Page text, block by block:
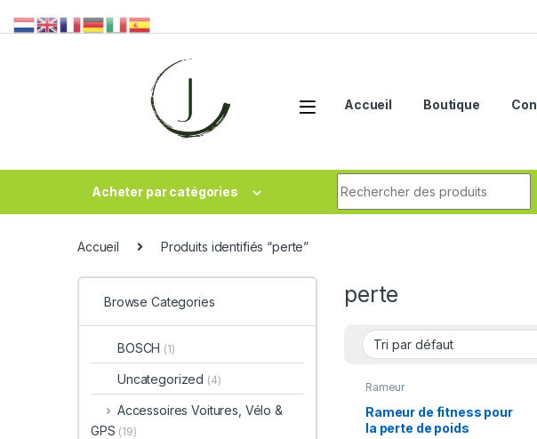
Accueil Boutique
Acheter par catégories
Accueil Produits identifiés “perte”
perte
Rameur
Rameur de fitness pour
la perte de poids
Browse Categories
BOSCH (1)
Uncategorized (4)
Accessoires Voitures, Vélo &
GPS (19)